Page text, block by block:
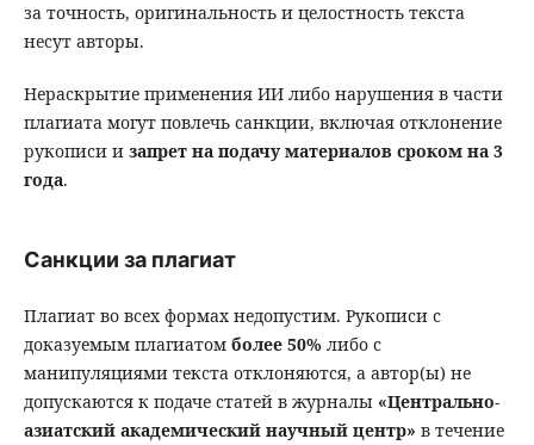
за точность, оригинальность и целостность текста
несут авторы.
Нераскрытие применения ИИ либо нарушения в части
плагиата могут повлечь санкции, включая отклонение
рукописи и запрет на подачу материалов сроком на 3
года.
Санкции за плагиат
Плагиат во всех формах недопустим. Рукописи с
доказуемым плагиатом более 50%либо с
манипуляциями текста отклоняются, а автор(ы) не
допускаются к подаче статей в журналы «Центрально-
азиатский академический научный центр» в течение